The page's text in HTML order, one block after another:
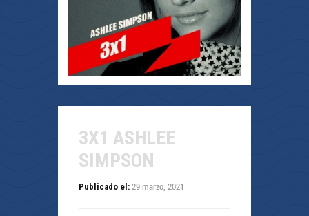
3X1 ASHLEE
SIMPSON
Publicado el: 29 marzo, 2021